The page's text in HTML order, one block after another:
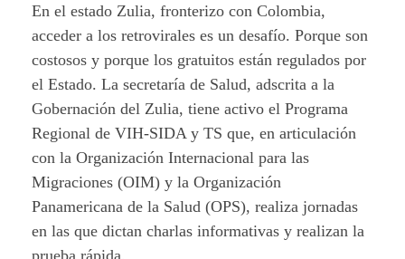
En el estado Zulia, fronterizo con Colombia,
acceder a los retrovirales es un desafío. Porque son
costosos y porque los gratuitos están regulados por
el Estado. La secretaría de Salud, adscrita a la
Gobernación del Zulia, tiene activo el Programa
Regional de VIH-SIDA y TS que, en articulación
con la Organización Internacional para las
Migraciones (OIM) y la Organización
Panamericana de la Salud (OPS), realiza jornadas
en las que dictan charlas informativas y realizan la
prueba rápida.